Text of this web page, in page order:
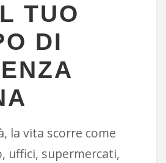
TUO
DI
la vita scorre come
uffici, supermercati,